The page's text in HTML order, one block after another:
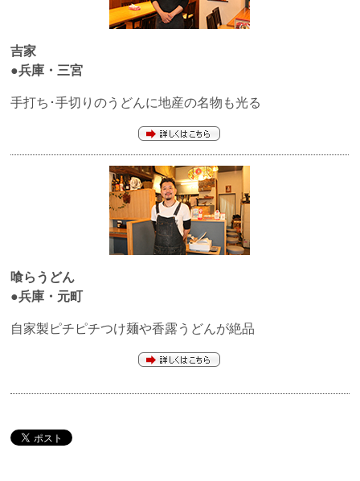
吉家
●兵庫・三宮
手打ち･手切りのうどんに地産の名物も光る
喰らうどん
●兵庫・元町
自家製ピチピチつけ麺や香露うどんが絶品